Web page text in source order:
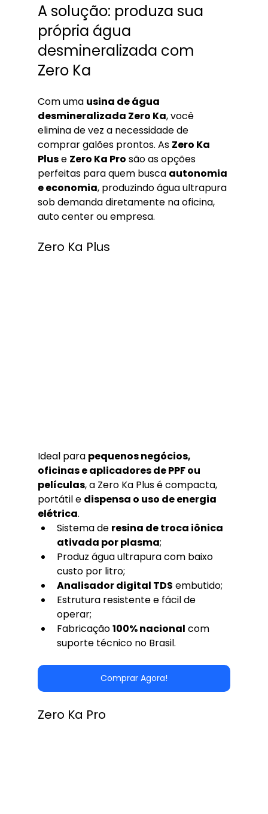
A solução: produza sua
própria água
desmineralizada com
Zero Ka
Com uma usina de água
desmineralizada Zero Ka, você
elimina de vez a necessidade de
comprar galões prontos. As Zero Ka
Plus e Zero Ka Pro são as opções
perfeitas para quem busca autonomia
e economia, produzindo água ultrapura
sob demanda diretamente na oficina,
auto center ou empresa.
Zero Ka Plus
Ideal para pequenos negócios,
oficinas e aplicadores de PPF ou
películas, a Zero Ka Plus é compacta,
portátil e dispensa o uso de energia
elétrica.
Sistema de resina de troca iônica
ativada por plasma;
Produz água ultrapura com baixo
custo por litro;
Analisador digital TDS embutido;
Estrutura resistente e fácil de
operar;
Fabricação 100% nacional com
suporte técnico no Brasil.
Comprar Agora!
Zero Ka Pro